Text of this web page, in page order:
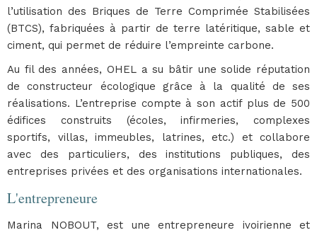
l’utilisation des Briques de Terre Comprimée Stabilisées
(BTCS), fabriquées à partir de terre latéritique, sable et
ciment, qui permet de réduire l’empreinte carbone.
Au fil des années, OHEL a su bâtir une solide réputation
de constructeur écologique grâce à la qualité de ses
réalisations. L’entreprise compte à son actif plus de 500
édifices construits (écoles, infirmeries, complexes
sportifs, villas, immeubles, latrines, etc.) et collabore
avec des particuliers, des institutions publiques, des
entreprises privées et des organisations internationales.
L'entrepreneure
Marina NOBOUT, est une entrepreneure ivoirienne et